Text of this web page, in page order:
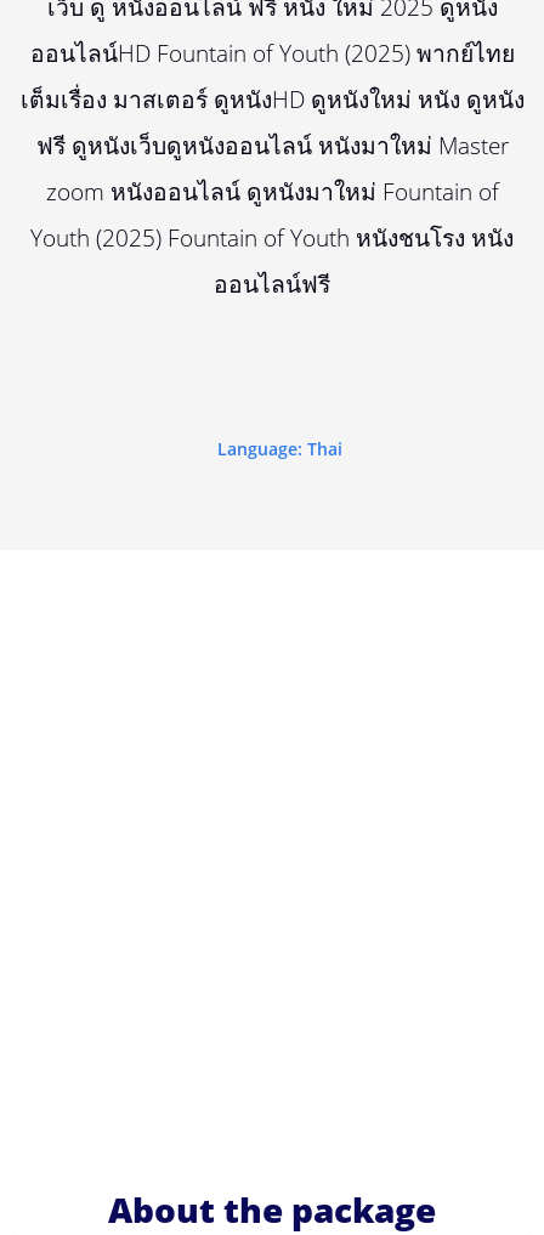
เว็บ ดู หนังออนไลน์ ฟรี หนัง ใหม่ 2025 ดูหนัง
ออนไลน์HD Fountain of Youth (2025) พากย์ไทย
เต็มเรื่อง มาสเตอร์ ดูหนังHD ดูหนังใหม่ หนัง ดูหนัง
ฟรี ดูหนังเว็บดูหนังออนไลน์ หนังมาใหม่ Master
zoom หนังออนไลน์ ดูหนังมาใหม่ Fountain of
Youth (2025) Fountain of Youth หนังชนโรง หนัง
ออนไลน์ฟรี
Language: Thai
About the package